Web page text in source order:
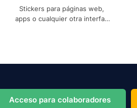
Stickers para páginas web,
apps o cualquier otra interfaz
Acceso para colaboradores